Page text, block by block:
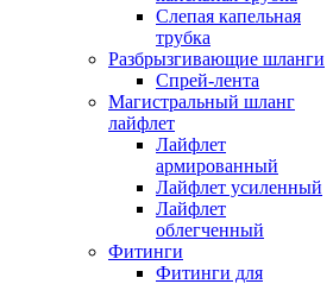
Слепая капельная
трубка
Разбрызгивающие шланги
Спрей-лента
Магистральный шланг
лайфлет
Лайфлет
армированный
Лайфлет усиленный
Лайфлет
облегченный
Фитинги
Фитинги для